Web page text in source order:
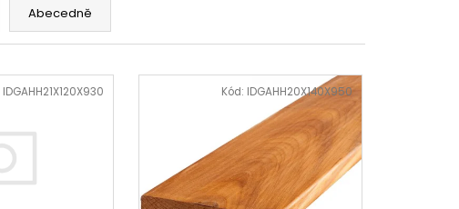
Abecedně
IDGAHH21X120X930 Kód: IDGAHH20X140X950